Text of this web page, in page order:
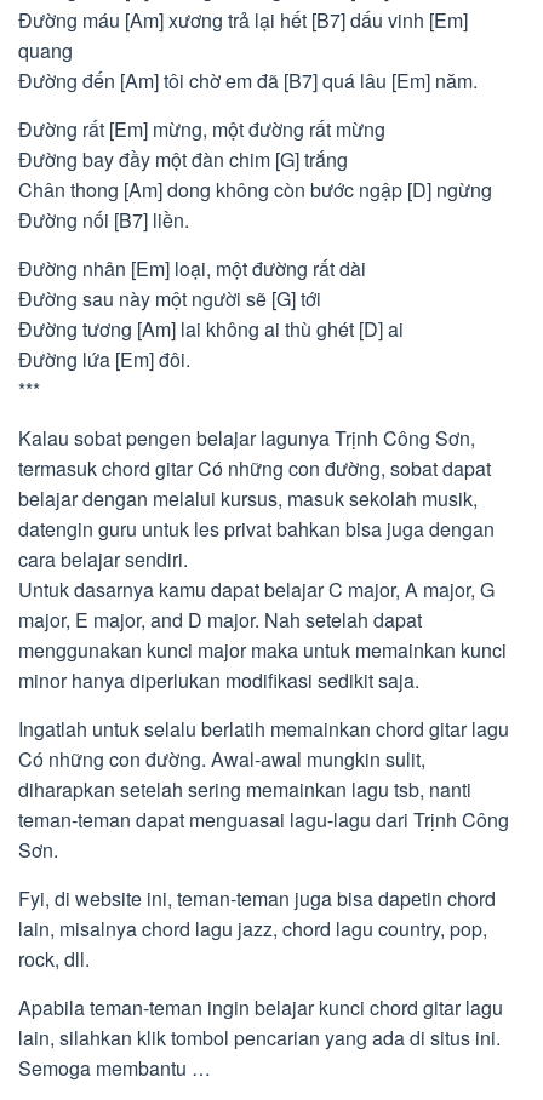
Đường máu [Am] xương trả lại hết [B7] dấu vinh [Em]
quang
Đường đến [Am] tôi chờ em đã [B7] quá lâu [Em] năm.
Đường rất [Em] mừng, một đường rất mừng
Đường bay đầy một đàn chim [G] trắng
Chân thong [Am] dong không còn bước ngập [D] ngừng
Đường nối [B7] liền.
Đường nhân [Em] loại, một đường rất dài
Đường sau này một người sẽ [G] tới
Đường tương [Am] lai không ai thù ghét [D] ai
Đường lứa [Em] đôi.
***
Kalau sobat pengen belajar lagunya Trịnh Công Sơn,
termasuk chord gitar Có những con đường, sobat dapat
belajar dengan melalui kursus, masuk sekolah musik,
datengin guru untuk les privat bahkan bisa juga dengan
cara belajar sendiri.
Untuk dasarnya kamu dapat belajar C major, A major, G
major, E major, and D major. Nah setelah dapat
menggunakan kunci major maka untuk memainkan kunci
minor hanya diperlukan modifikasi sedikit saja.
Ingatlah untuk selalu berlatih memainkan chord gitar lagu
Có những con đường. Awal-awal mungkin sulit,
diharapkan setelah sering memainkan lagu tsb, nanti
teman-teman dapat menguasai lagu-lagu dari Trịnh Công
Sơn.
Fyi, di website ini, teman-teman juga bisa dapetin chord
lain, misalnya chord lagu jazz, chord lagu country, pop,
rock, dll.
Apabila teman-teman ingin belajar kunci chord gitar lagu
lain, silahkan klik tombol pencarian yang ada di situs ini.
Semoga membantu …